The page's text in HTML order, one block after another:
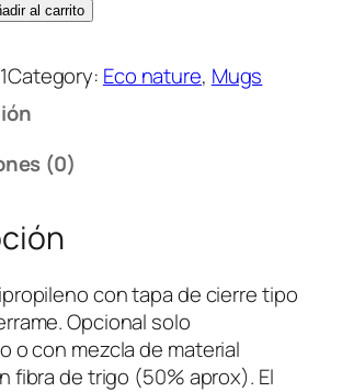
al carrito
Category: Eco nature, Mugs
(0)
con tapa de cierre tipo
Opcional solo
o con mezcla de material
fibra de trigo (50% aprox). El